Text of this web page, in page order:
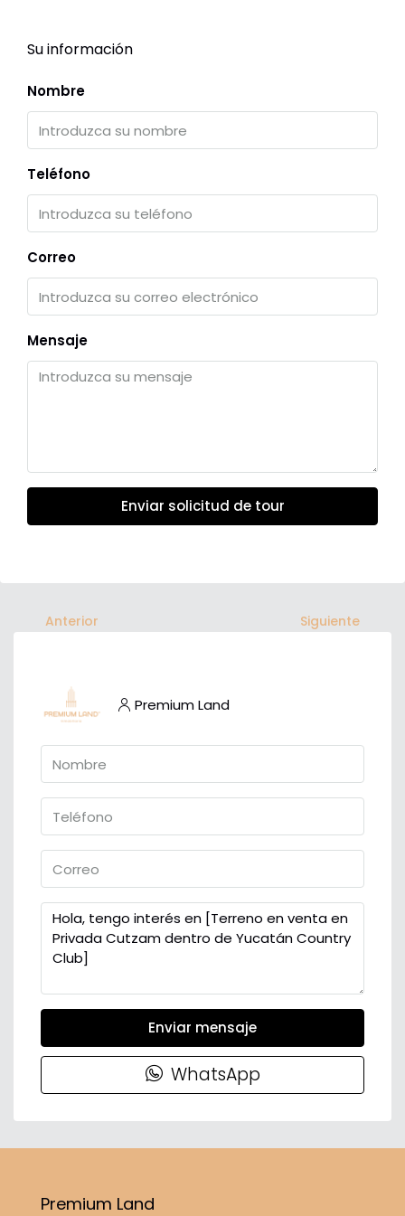
Su información
Nombre
Teléfono
Correo
Mensaje
Enviar solicitud de tour
Anterior Siguiente
Premium Land
Enviar mensaje
WhatsApp
Premium Land